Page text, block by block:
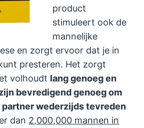
product
stimuleert ook de
mannelijke
en zorgt ervoor dat je in
presteren. Het zorgt
volhoudt lang genoeg en
bevredigend genoeg om
partner wederzijds tevreden
dan 2,000,000 mannen in